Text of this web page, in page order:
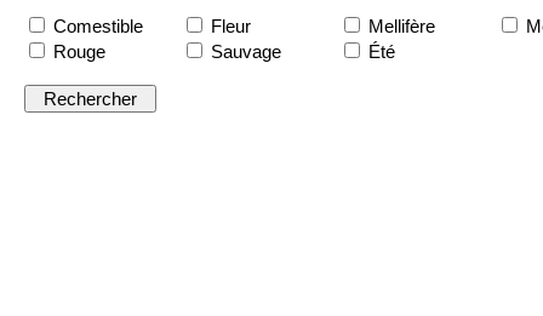
Comestible Fleur Mellifère
Rouge
Sauvage Été